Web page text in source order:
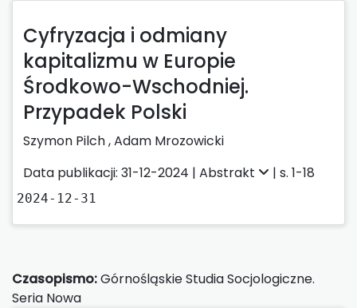
Cyfryzacja i odmiany
kapitalizmu w Europie
Środkowo-Wschodniej.
Przypadek Polski
Szymon Pilch,Adam Mrozowicki
Data publikacji: 31-12-2024 | Abstrakt | s. 1-18
2024-12-31
Czasopismo:Górnośląskie Studia Socjologiczne.
Seria Nowa